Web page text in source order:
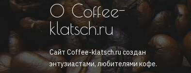
О Coffee-
klatsch.ru
Сайт Coffee-klatsch.ru создан
энтузиастами, любителями кофе.